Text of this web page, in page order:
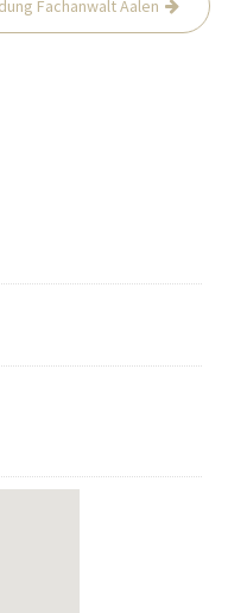
Fachanwalt Aalen